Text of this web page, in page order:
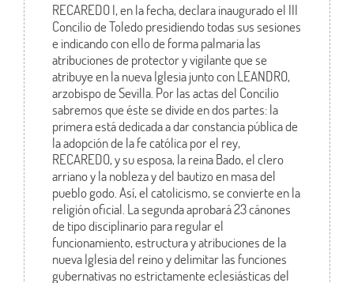
RECAREDO I, en la fecha, declara inaugurado el III
Concilio de Toledo presidiendo todas sus sesiones
e indicando con ello de forma palmaria las
atribuciones de protector y vigilante que se
atribuye en la nueva Iglesia junto con LEANDRO,
arzobispo de Sevilla. Por las actas del Concilio
sabremos que éste se divide en dos partes: la
primera está dedicada a dar constancia pública de
la adopción de la fe católica por el rey,
RECAREDO, y su esposa, la reina Bado, el clero
arriano y la nobleza y del bautizo en masa del
pueblo godo. Así, el catolicismo, se convierte en la
religión oficial. La segunda aprobará 23 cánones
de tipo disciplinario para regular el
funcionamiento, estructura y atribuciones de la
nueva Iglesia del reino y delimitar las funciones
gubernativas no estrictamente eclesiásticas del